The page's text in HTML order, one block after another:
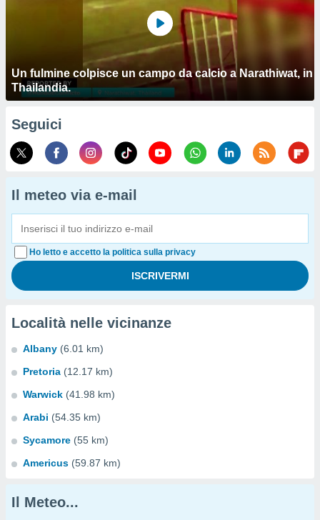
Un fulmine colpisce un campo da calcio a Narathiwat, in
Thailandia.
Seguici
Il meteo via e-mail
Ho letto e accetto la politica sulla privacy
Località nelle vicinanze
Albany (6.01 km)
Pretoria (12.17 km)
Warwick (41.98 km)
Arabi (54.35 km)
Sycamore (55 km)
Americus (59.87 km)
Il Meteo...